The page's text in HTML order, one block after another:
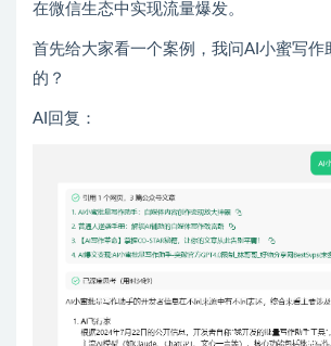
在微信生态中实现流量爆发。
首先给大家看一个案例，我问AI小蜜写作
的？
AI回复：